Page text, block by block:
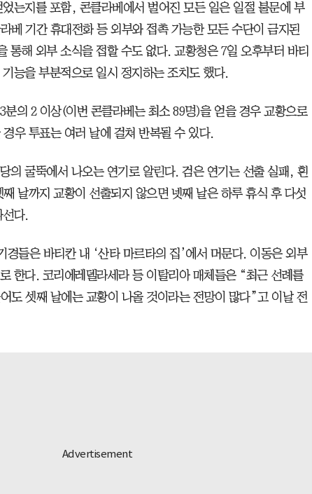
는지를 포함, 콘클라베에서 벌어진 모든 일은 일절 불문에 부
베 기간 휴대전화 등 외부와 접촉 가능한 모든 수단이 금지된
통해 외부 소식을 접할 수도 없다. 교황청은 7일 오후부터 바티
능을 부분적으로 일시 정지하는 조치도 했다.
분의 2 이상(이번 콘클라베는 최소 89명)을 얻을 경우 교황으로
우 투표는 여러 날에 걸쳐 반복될 수 있다.
의 굴뚝에서 나오는 연기로 알린다. 검은 연기는 선출 실패, 흰
날까지 교황이 선출되지 않으면 넷째 날은 하루 휴식 후 다섯
선다.
경들은 바티칸 내 ‘산타 마르타의 집’에서 머문다. 이동은 외부
한다. 코리에레델라세라 등 이탈리아 매체들은 “최근 선례를
도 셋째 날에는 교황이 나올 것이라는 전망이 많다”고 이날 전